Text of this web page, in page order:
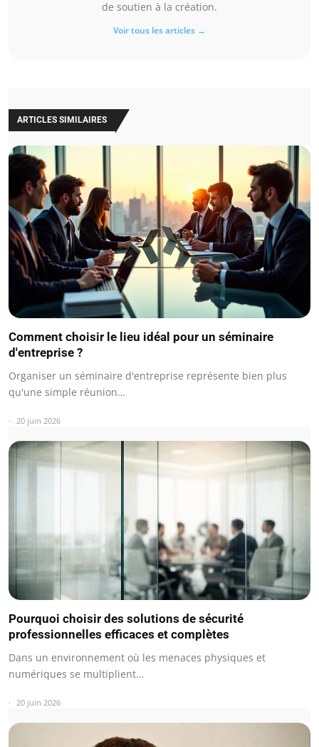
de soutien à la création.
Voir tous les articles →
ARTICLES SIMILAIRES
Comment choisir le lieu idéal pour un séminaire
d'entreprise ?
Organiser un séminaire d'entreprise représente bien plus
qu'une simple réunion…
20 juin 2026
Pourquoi choisir des solutions de sécurité
professionnelles efficaces et complètes
Dans un environnement où les menaces physiques et
numériques se multiplient…
20 juin 2026